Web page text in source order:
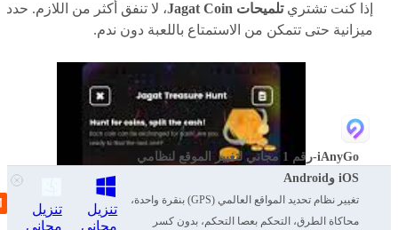
إذا كنت تشتريتلميحات Jagat Coin
، لا تنفق أكثر من اللازم. حدد
ميزانية حتى تتمكن من الاستمتاع باللعبة دون ندم.
iAnyGo-رقم 1 مجاني لتغيير الموقع لنظامي
iOS وAndroid
تغيير نظام تحديد المواقع العالمي (GPS) بنقرة واحدة،
محاكاة الطرق، التحكم بعصا التحكم، بدون كسر
تنزيل
مجاني
تنزيل
مجاني